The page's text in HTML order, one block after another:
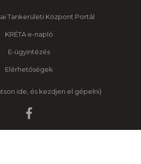
Tankerületi Központ Portál
KRÉTA e-napló
E-ügyintézés
Elérhetőségek